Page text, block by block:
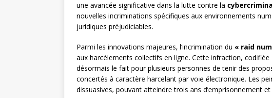
une avancée significative dans la lutte contre la
nouvelles incriminations spécifiques aux environnements
juridiques préjudiciables.
Parmi les innovations majeures, l’incrimination du « raid
aux harcèlements collectifs en ligne. Cette infraction, codifiée
désormais le fait pour plusieurs personnes de tenir des
concertés à caractère harcelant par voie électronique. Les
dissuasives, pouvant atteindre trois ans d’emprisonnement et